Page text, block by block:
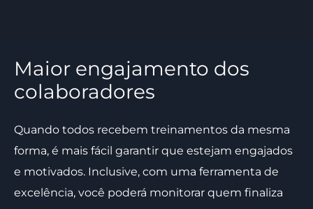
Maior engajamento dos
colaboradores
Quando todos recebem treinamentos da mesma
forma, é mais fácil garantir que estejam engajados
e motivados. Inclusive, com uma ferramenta de
excelência, você poderá monitorar quem finaliza